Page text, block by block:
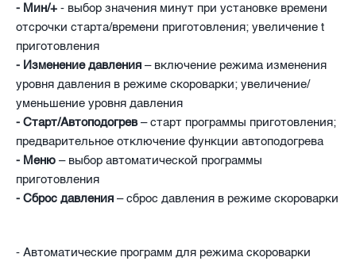
- Мин/+ - выбор значения минут при установке времени
отсрочки старта/времени приготовления; увеличение t
приготовления
- Изменение давления – включение режима изменения
уровня давления в режиме скороварки; увеличение/
уменьшение уровня давления
- Старт/Автоподогрев– старт программы приготовления;
предварительное отключение функции автоподогрева
- Меню – выбор автоматической программы
приготовления
- Сброс давления – сброс давления в режиме скороварки
- Автоматические программ для режима скороварки